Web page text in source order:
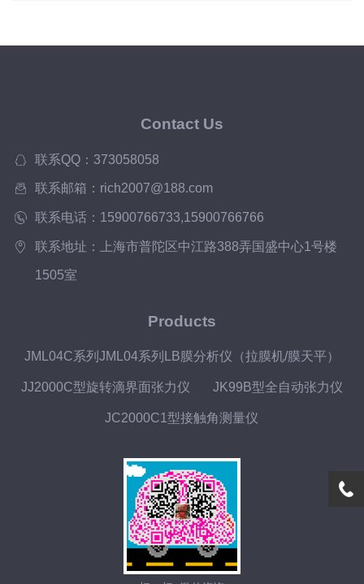
Contact Us
联系QQ：373058058
联系邮箱：rich2007@188.com
联系电话：15900766733,15900766766
联系地址：上海市普陀区中江路388弄国盛中心1号楼
1505室
Products
JML04C系列JML04系列LB膜分析仪（拉膜机/膜天平）
JJ2000C型旋转滴界面张力仪 JK99B型全自动张力仪
JC2000C1型接触角测量仪